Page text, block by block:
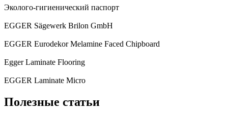
Эколого-гигиенический паспорт
EGGER Sägewerk Brilon GmbH
EGGER Eurodekor Melamine Faced Chipboard
Egger Laminate Flooring
EGGER Laminate Micro
Полезные статьи